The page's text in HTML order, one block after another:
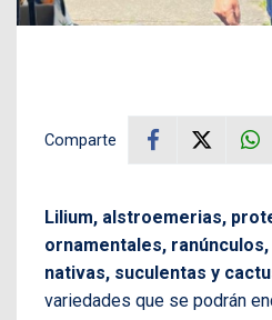
Comparte
Lilium, alstroemerias,
ornamentales,
nativas, suculentas y
variedades que se podrán